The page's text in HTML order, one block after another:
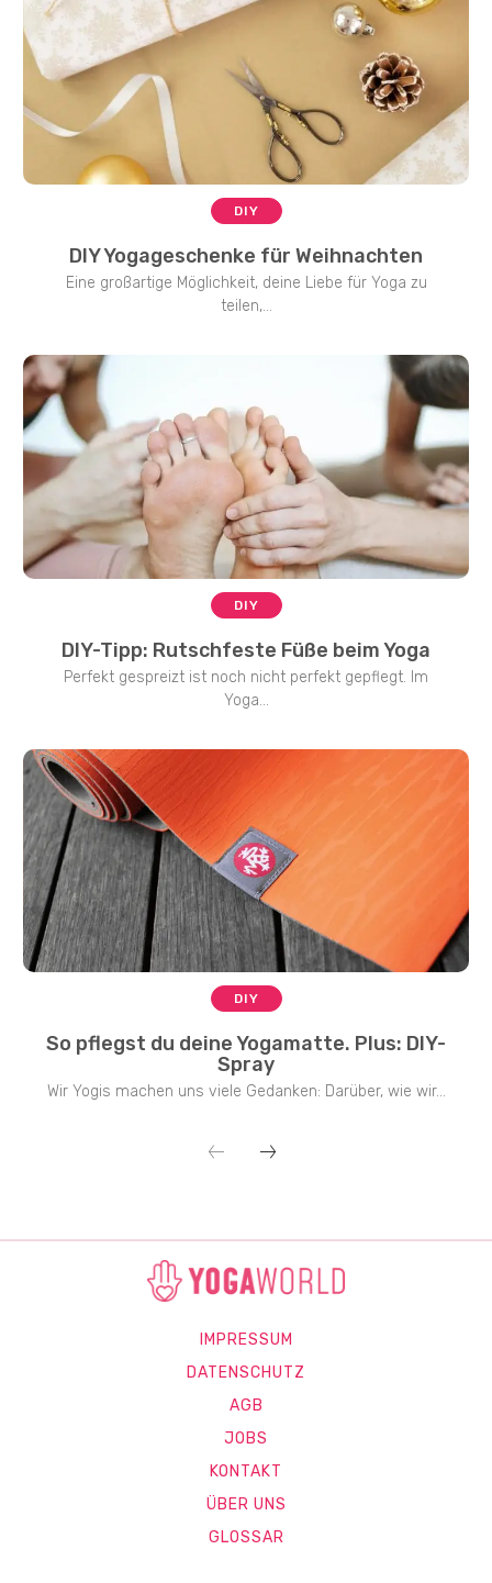
DIY
DIY Yogageschenke für Weihnachten
Eine großartige Möglichkeit, deine Liebe für Yoga zu
teilen,...
DIY
DIY-Tipp: Rutschfeste Füße beim Yoga
Perfekt gespreizt ist noch nicht perfekt gepflegt. Im
Yoga...
DIY
So pflegst du deine Yogamatte. Plus: DIY-
Spray
Wir Yogis machen uns viele Gedanken: Darüber, wie wir...
IMPRESSUM
DATENSCHUTZ
AGB
JOBS
KONTAKT
ÜBER UNS
GLOSSAR